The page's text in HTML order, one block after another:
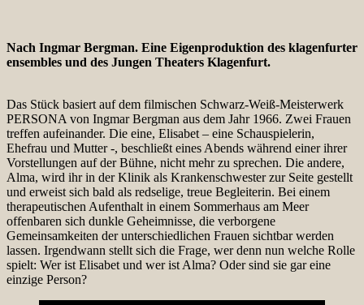
Nach Ingmar Bergman. Eine Eigenproduktion des klagenfurter
ensembles und des Jungen Theaters Klagenfurt.
Das Stück basiert auf dem filmischen Schwarz-Weiß-Meisterwerk
PERSONA von Ingmar Bergman aus dem Jahr 1966. Zwei Frauen
treffen aufeinander. Die eine, Elisabet – eine Schauspielerin,
Ehefrau und Mutter -, beschließt eines Abends während einer ihrer
Vorstellungen auf der Bühne, nicht mehr zu sprechen. Die andere,
Alma, wird ihr in der Klinik als Krankenschwester zur Seite gestellt
und erweist sich bald als redselige, treue Begleiterin. Bei einem
therapeutischen Aufenthalt in einem Sommerhaus am Meer
offenbaren sich dunkle Geheimnisse, die verborgene
Gemeinsamkeiten der unterschiedlichen Frauen sichtbar werden
lassen. Irgendwann stellt sich die Frage, wer denn nun welche Rolle
spielt: Wer ist Elisabet und wer ist Alma? Oder sind sie gar eine
einzige Person?